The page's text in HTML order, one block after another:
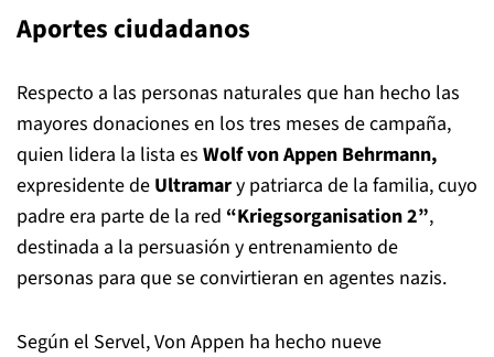
Aportes ciudadanos
Respecto a las personas naturales que han hecho las
mayores donaciones en los tres meses de campaña,
quien lidera la lista es Wolf von Appen Behrmann,
expresidente de Ultramary patriarca de la familia, cuyo
padre era parte de la red “Kriegsorganisation 2”,
destinada a la persuasión y entrenamiento de
personas para que se convirtieran en agentes nazis.
Según el Servel, Von Appen ha hecho nueve